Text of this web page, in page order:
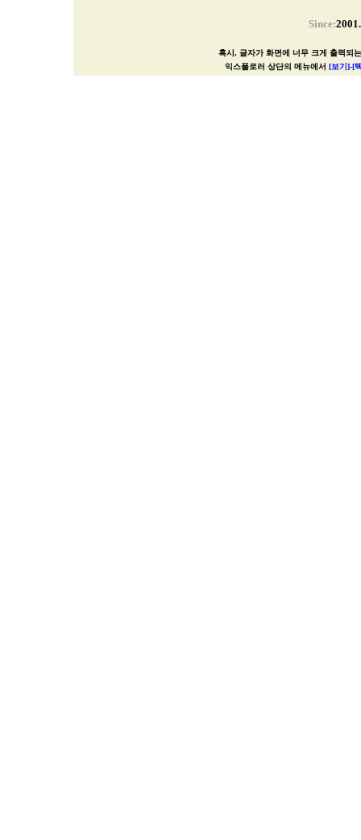
Since:
혹시, 글자가 화면에 너무 크게 출력되
익스플로러 상단의 메뉴에서 [보기]-[